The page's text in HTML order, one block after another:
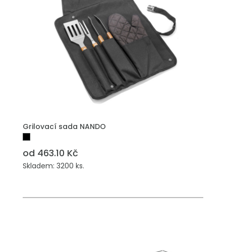
Grilovací sada NANDO
od 463.10 Kč
Skladem: 3200 ks.